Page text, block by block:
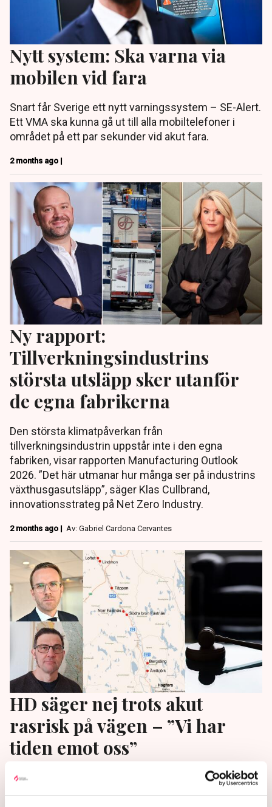
Nytt system: Ska varna via
mobilen vid fara
Snart får Sverige ett nytt varningssystem – SE-Alert.
Ett VMA ska kunna gå ut till alla mobiltelefoner i
området på ett par sekunder vid akut fara.
2 months ago |
Ny rapport:
Tillverkningsindustrins
största utsläpp sker utanför
de egna fabrikerna
Den största klimatpåverkan från
tillverkningsindustrin uppstår inte i den egna
fabriken, visar rapporten Manufacturing Outlook
2026. ”Det här utmanar hur många ser på industrins
växthusgasutsläpp”, säger Klas Cullbrand,
innovationsstrateg på Net Zero Industry.
2 months ago | Av: Gabriel Cardona Cervantes
HD säger nej trots akut
rasrisk på vägen – ”Vi har
tiden emot oss”
Riksväg 62 är i så dåligt skick att vägen kan rasa